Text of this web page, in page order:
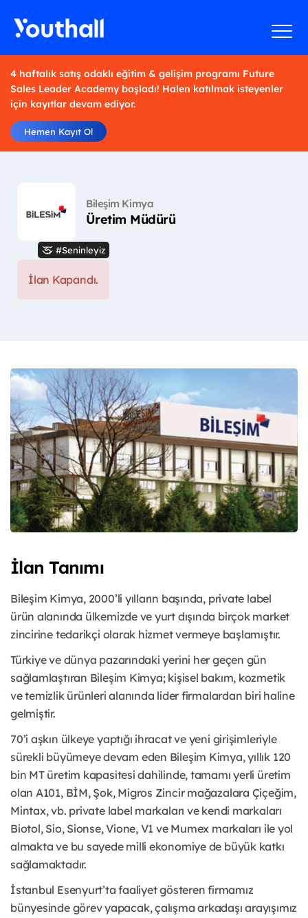
4 haftalık satış odaklı eğitim & gelişim programı Future
Sales Leader Academy başladı! Halen katılmak isteyenler
için kayıtlar devam ediyor.
Hemen Kayıt Ol
Bileşim Kimya
Üretim Müdürü
#Seninleyiz
İlan Kapandı.
İlan Tanımı
Bileşim Kimya, 2000’li yılların başında, private label
ürün alanında ülkemizde ve yurt dışında birçok market
zincirine tedarikçi olarak hizmet vermeye başlamıştır.
Türkiye ve dünya pazarındaki yerini her geçen gün
sağlamlaştıran Bileşim Kimya; kişisel bakım, kozmetik
ve temizlik ürünleri alanında lider firmalardan biri haline
gelmiştir.
70’i aşkın ülkeye yaptığı ihracat ve yeni girişimleriyle
sürekli büyümeye devam eden Bileşim Kimya, yıllık 120
bin MT üretim kapasitesi dahilinde, tamamı yerli üretim
olan A101, BİM, Şok, Migros Zincir mağazalara Çiçeğim,
Mintax, vb. private label markaları ve kendi markaları
Biotol, Sio, Sionse, Vione, V1 ve Mumex markaları ile yol
almakta ve bu sayede milli ekonomiye de büyük katkı
sağlamaktadır.
İstanbul Esenyurt’ta faaliyet gösteren firmamız
bünyesinde görev yapacak, çalışma arkadaşı arayışımız